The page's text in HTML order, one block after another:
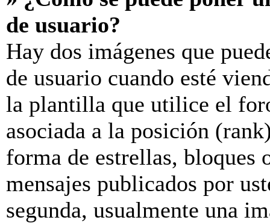
de usuario?
Hay dos imágenes que
de usuario cuando esté
la plantilla que utilice el
asociada a la posición
forma de estrellas, bloques
mensajes publicados por
segunda, usualmente una